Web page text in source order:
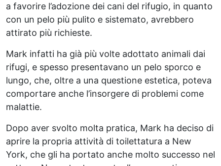
a favorire l’adozione dei cani del rifugio, in quanto
con un pelo più pulito e sistemato, avrebbero
attirato più richieste.
Mark infatti ha già più volte adottato animali dai
rifugi, e spesso presentavano un pelo sporco e
lungo, che, oltre a una questione estetica, poteva
comportare anche l’insorgere di problemi come
malattie.
Dopo aver svolto molta pratica, Mark ha deciso di
aprire la propria attività di toilettatura a New
York, che gli ha portato anche molto successo nel